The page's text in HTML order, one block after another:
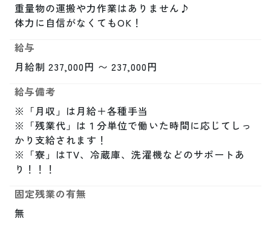
重量物の運搬や力作業はありません♪
体力に自信がなくてもOK！
給与
月給制 237,000円 〜 237,000円
給与備考
※「月収」は月給＋各種手当
※「残業代」は１分単位で働いた時間に応じてしっ
かり支給されます！
※「寮」はTV、冷蔵庫、洗濯機などのサポートあ
り！！！
固定残業の有無
無